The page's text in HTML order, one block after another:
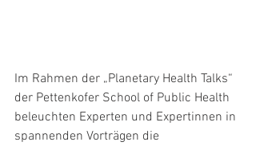
Im Rahmen der „Planetary Health Talks“
der Pettenkofer School of Public Health
beleuchten Experten und Expertinnen in
spannenden Vorträgen die